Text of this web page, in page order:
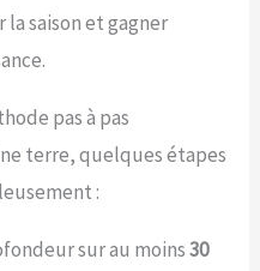
saison et gagner
pas à pas
terre, quelques étapes
:
sur au moins30